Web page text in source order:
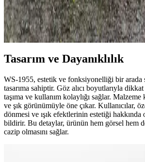
QCY T13 ve Huawei FreeBuds SE 2
kalitesi, pil ömrü ve ek özellikleri detaylı
kullanıcılara en uygun kulaklık seçiminde
Tasarım ve Dayanıklılık
WS-1955, estetik ve fonksiyonelliği bir arada
tasarıma sahiptir. Göz alıcı boyutlarıyla
taşıma ve kullanım kolaylığı sağlar. Malzeme
ve şık görünümüyle öne çıkar. Kullanıcılar,
dönmesi ve ışık efektlerinin estetiği
bildirir. Bu detaylar, ürünün hem görsel hem
cazip olmasını sağlar.